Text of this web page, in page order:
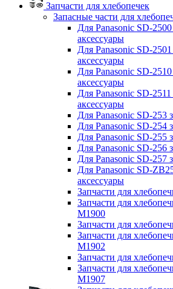
Запчасти для хлебопечек
Запасные части для
Для Panasonic SD-
аксессуары
Для Panasonic SD-
аксессуары
Для Panasonic SD-
аксессуары
Для Panasonic SD-2511
аксессуары
Для Panasonic SD-253
Для Panasonic SD-254
Для Panasonic SD-255
Для Panasonic SD-256
Для Panasonic SD-257
Для Panasonic SD-
аксессуары
Запчасти для
Запчасти для
M1900
Запчасти для
Запчасти для
M1902
Запчасти для
Запчасти для
M1907